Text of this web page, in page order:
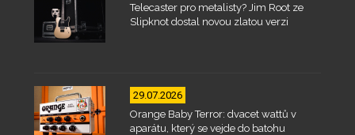
Telecaster pro metalisty? Jim Root ze
Slipknot dostal novou zlatou verzi
29.07.2026
Orange Baby Terror: dvacet wattů v
aparátu, který se vejde do batohu